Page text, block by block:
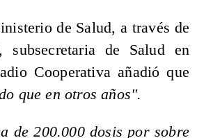
de Salud, a través de
, subsecretaria de Salud en
Cooperativa añadió que
que en otros años".
de 200.000 dosis por sobre